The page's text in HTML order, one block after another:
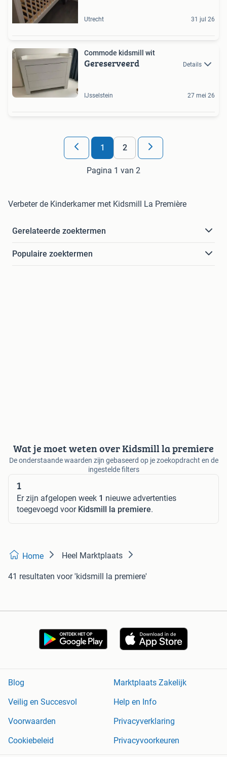
Utrecht 31 jul 26
Commode kidsmill wit
Gereserveerd Details
IJsselstein 27 mei 26
1 2
Pagina 1 van 2
Verbeter de Kinderkamer met Kidsmill La Première
Gerelateerde zoektermen
Populaire zoektermen
Wat je moet weten over Kidsmill la premiere
De onderstaande waarden zijn gebaseerd op je zoekopdracht en de
ingestelde filters
1
Er zijn afgelopen week 1 nieuwe advertenties
toegevoegd voor Kidsmill la premiere.
Home Heel Marktplaats
41 resultaten voor 'kidsmill la premiere'
Blog
Marktplaats Zakelijk
Veilig en Succesvol
Help en Info
Voorwaarden
Privacyverklaring
Cookiebeleid
Privacyvoorkeuren